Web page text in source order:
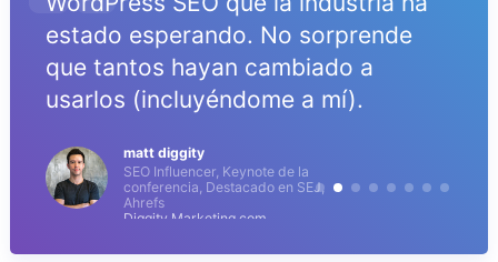
estado esperando. No sorprende
que tantos hayan cambiado a
usarlos (incluyéndome a mí).
matt diggity
SEO Influencer, Keynote de la
conferencia, Destacado en SEJ,
Ahrefs
Diggity Marketing.com